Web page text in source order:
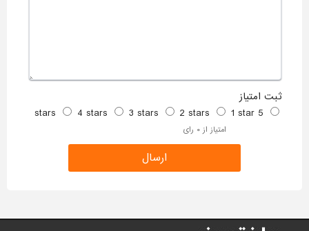
ثبت امتیاز
5 stars
4 stars 3 stars 2 stars 1 star
امتیاز از ۰ رای